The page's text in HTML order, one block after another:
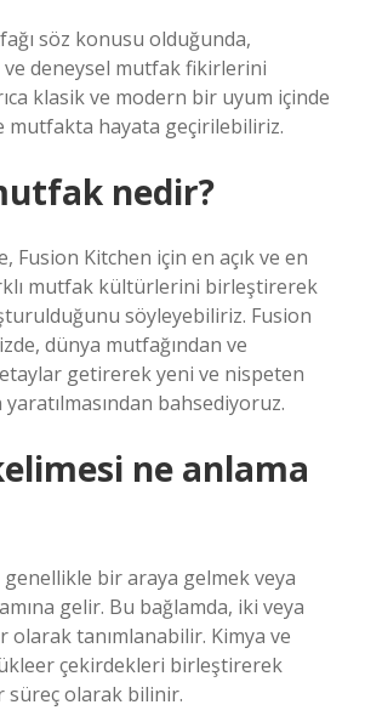
söz konusu olduğunda,
deneysel mutfak fikirlerini
klasik ve modern bir uyum içinde
mutfakta hayata geçirilebiliriz.
nedir?
Fusion Kitchen için en açık ve en
mutfak kültürlerini birleştirerek
söyleyebiliriz. Fusion
dünya mutfağından ve
getirerek yeni ve nispeten
bahsediyoruz.
ne anlama
bir araya gelmek veya
gelir. Bu bağlamda, iki veya
olarak tanımlanabilir. Kimya ve
çekirdekleri birleştirerek
olarak bilinir.